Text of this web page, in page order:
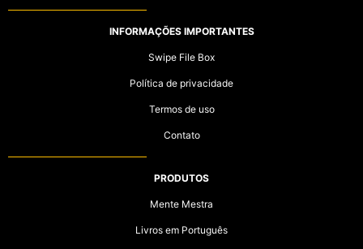
INFORMAÇÕES IMPORTANTES
Swipe File Box
Política de privacidade
Termos de uso
Contato
PRODUTOS
Mente Mestra
Livros em Português